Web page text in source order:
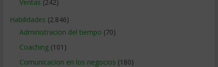
Ventas (242)
Habilidades (2.846)
Administracion del tiempo (70)
Coaching(101)
Comunicacion en los negocios (180)